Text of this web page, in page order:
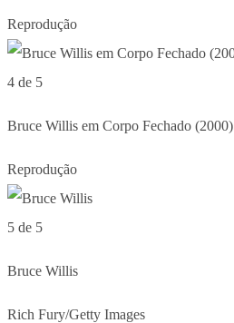
Reprodução
4 de 5
Bruce Willis em Corpo Fechado (2000)
Reprodução
5 de 5
Bruce Willis
Rich Fury/Getty Images